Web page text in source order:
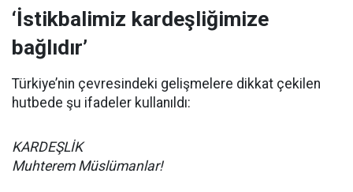
‘İstikbalimiz kardeşliğimize
bağlıdır’
Türkiye’nin çevresindeki gelişmelere dikkat çekilen
hutbede şu ifadeler kullanıldı:
KARDEŞLİK
Muhterem Müslümanlar!